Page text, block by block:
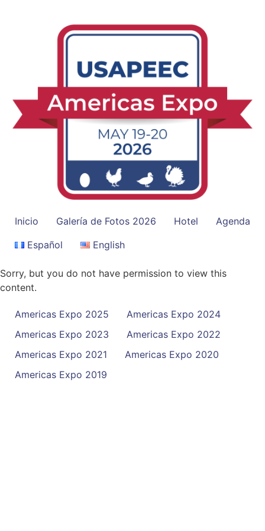
Inicio Galería de Fotos 2026 Hotel
Agenda
Español
English
Sorry, but you do not have permission to view this
content.
Americas Expo 2025
Americas Expo 2024
Americas Expo 2023
Americas Expo 2022
Americas Expo 2021
Americas Expo 2020
Americas Expo 2019